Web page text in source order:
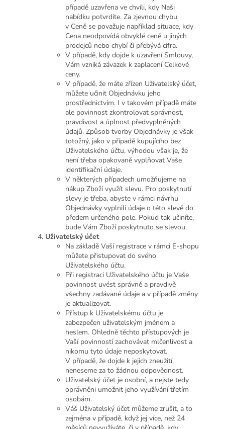
případě uzavřena ve chvíli, kdy Naši
nabídku potvrdíte. Za zjevnou chybu
v Ceně se považuje například situace, kdy
Cena neodpovídá obvyklé ceně u jiných
prodejců nebo chybí či přebývá cifra.
V případě, kdy dojde k uzavření Smlouvy,
Vám vzniká závazek k zaplacení Celkové
ceny.
V případě, že máte zřízen Uživatelský účet,
můžete učinit Objednávku jeho
prostřednictvím. I v takovém případě máte
ale povinnost zkontrolovat správnost,
pravdivost a úplnost předvyplněných
údajů. Způsob tvorby Objednávky je však
totožný, jako v případě kupujícího bez
Uživatelského účtu, výhodou však je, že
není třeba opakovaně vyplňovat Vaše
identifikační údaje.
V některých případech umožňujeme na
nákup Zboží využít slevu. Pro poskytnutí
slevy je třeba, abyste v rámci návrhu
Objednávky vyplnili údaje o této slevě do
předem určeného pole. Pokud tak učiníte,
bude Vám Zboží poskytnuto se slevou.
Uživatelský účet
Na základě Vaší registrace v rámci E-shopu
můžete přistupovat do svého
Uživatelského účtu.
Při registraci Uživatelského účtu je Vaše
povinnost uvést správně a pravdivě
všechny zadávané údaje a v případě změny
je aktualizovat.
Přístup k Uživatelskému účtu je
zabezpečen uživatelským jménem a
heslem. Ohledně těchto přístupových je
Vaší povinností zachovávat mlčenlivost a
nikomu tyto údaje neposkytovat.
V případě, že dojde k jejich zneužití,
neneseme za to žádnou odpovědnost.
Uživatelský účet je osobní, a nejste tedy
oprávněni umožnit jeho využívání třetím
osobám.
Váš Uživatelský účet můžeme zrušit, a to
zejména v případě, když jej více, než 24